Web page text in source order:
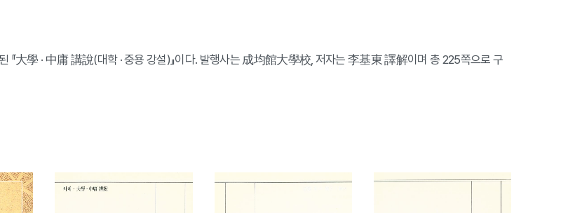
『大學 · 中庸 講說(대학 · 중용 강설)』이다. 발행사는 成均館大學校, 저자는 李基東 譯解이며 총 225쪽으로 구